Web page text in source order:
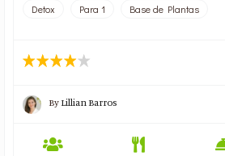
Detox Para 1 Base de Plantas
By Lillian Barros